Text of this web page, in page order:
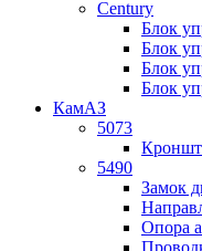
Century
Блок
Блок
Блок
Блок
КамАЗ
5073
5490
Замок
Опора